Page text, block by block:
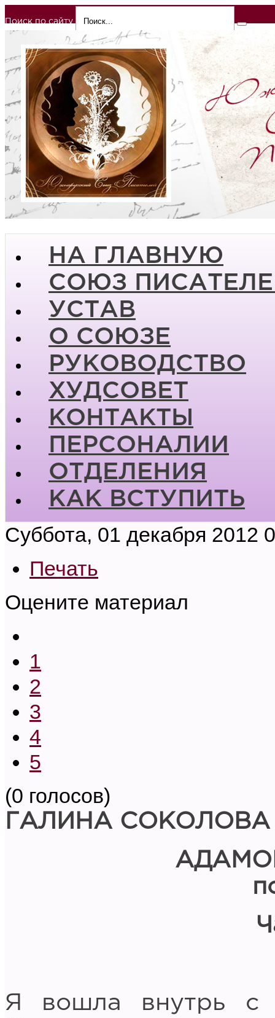
Поиск по сайту
НА ГЛАВНУЮ
СОЮЗ
УСТАВ
О СОЮЗЕ
РУКОВОДСТВО
ХУДСОВЕТ
КОНТАКТЫ
ПЕРСОНАЛИИ
ОТДЕЛЕНИЯ
КАК ВСТУПИТЬ
Суббота, 01 декабря 2012
Печать
Оцените материал
1
2
3
4
5
(0 голосов)
ГАЛИНА СОКОЛОВА
Я вошла внутрь с